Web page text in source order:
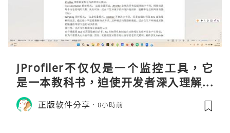
JProfiler不仅仅是一个监控工具，它
是一本教科书，迫使开发者深入理解JV
M的内存模型、垃圾回收机制和并发原
理。通过直观的可视化数据，它将抽象
正版软件分享 8小時前